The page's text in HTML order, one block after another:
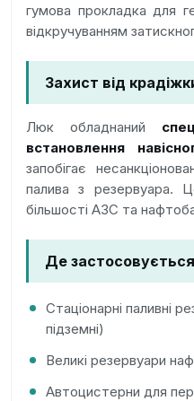
гумова прокладка для
відкручуванням
Захист від
Люк обладнаний
встановлення
запобігає
палива з резервуара.
більшості АЗС та
Де застосовується
Стаціонарні паливні
підземні)
Великі резервуари
Автоцистерни для